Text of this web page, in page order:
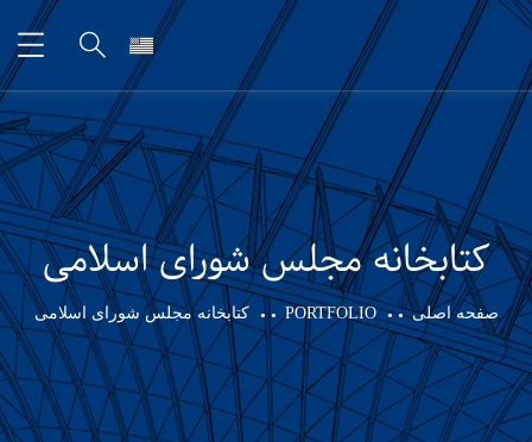
کتابخانه مجلس شورای اسلامی
صفحه اصلی PORTFOLIO کتابخانه مجلس شورای اسلامی